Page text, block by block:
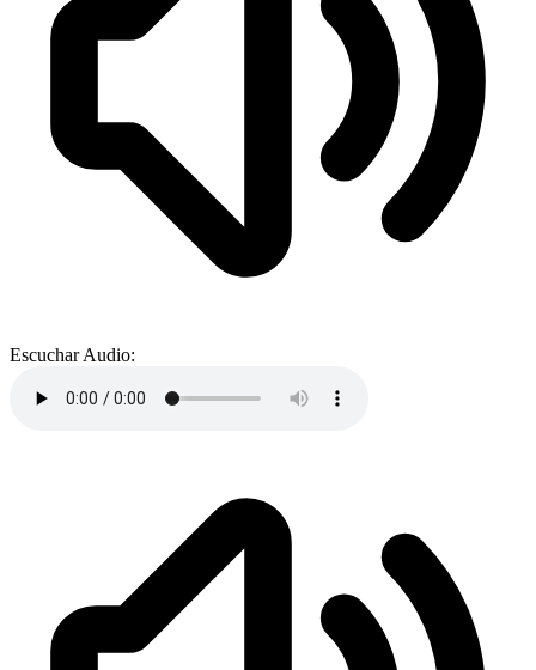
Escuchar Audio: